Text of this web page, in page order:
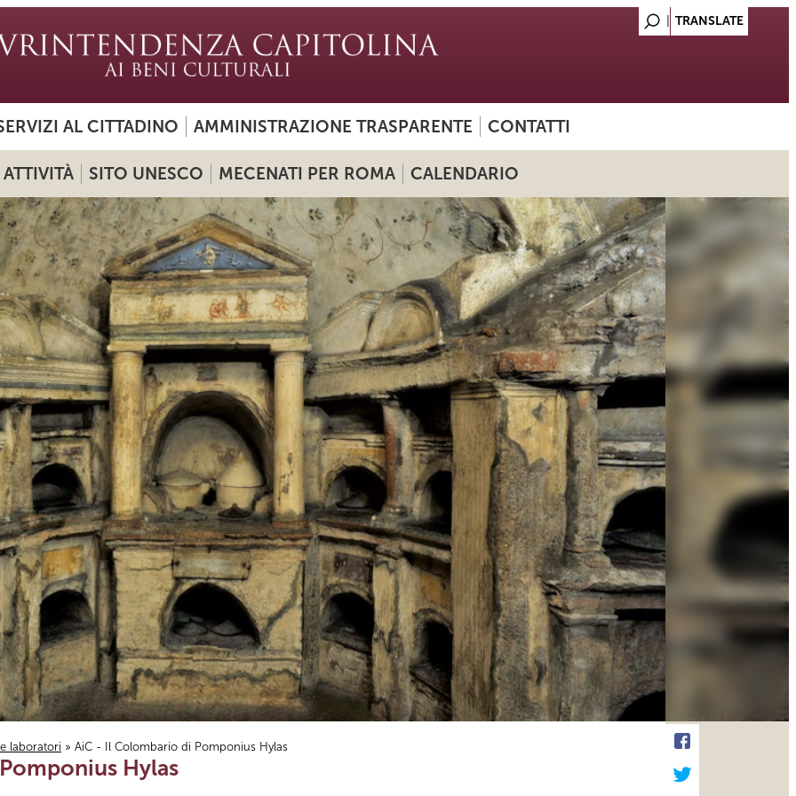
AL CITTADINO AMMINISTRAZIONE TRASPARENTE CONTATTI
ATTIVITÀ SITO UNESCO MECENATI PER ROMA CALENDARIO
laboratori » AiC - Il Colombario di Pomponius Hylas
Hylas